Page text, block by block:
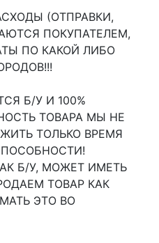
(ОТПРАВКИ,
ПОКУПАТЕЛЕМ,
ПО КАКОЙ ЛИБО
Б/У И 100%
ТОВАРА МЫ НЕ
ТОЛЬКО ВРЕМЯ
Б/У, МОЖЕТ ИМЕТЬ
ТОВАР КАК
ЭТО ВО